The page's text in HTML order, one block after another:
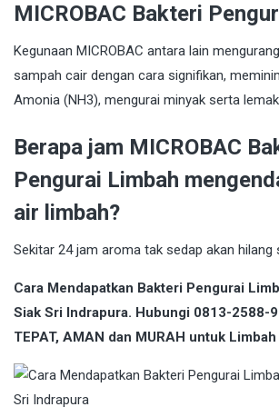
MICROBAC Bakteri
Kegunaan MICROBAC antara lain
sampah cair dengan cara signifikan,
Amonia (NH3), mengurai minyak serta
Berapa jam MICROBAC
Pengurai Limbah
air limbah?
Sekitar 24 jam aroma tak sedap akan hilang
Cara Mendapatkan Bakteri Pengurai
Siak Sri Indrapura. Hubungi 0813-2588-
TEPAT, AMAN dan MURAH untuk Limbah